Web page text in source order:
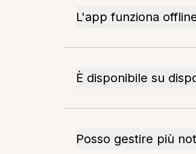
L'app funziona
È disponibile su
Posso gestire più